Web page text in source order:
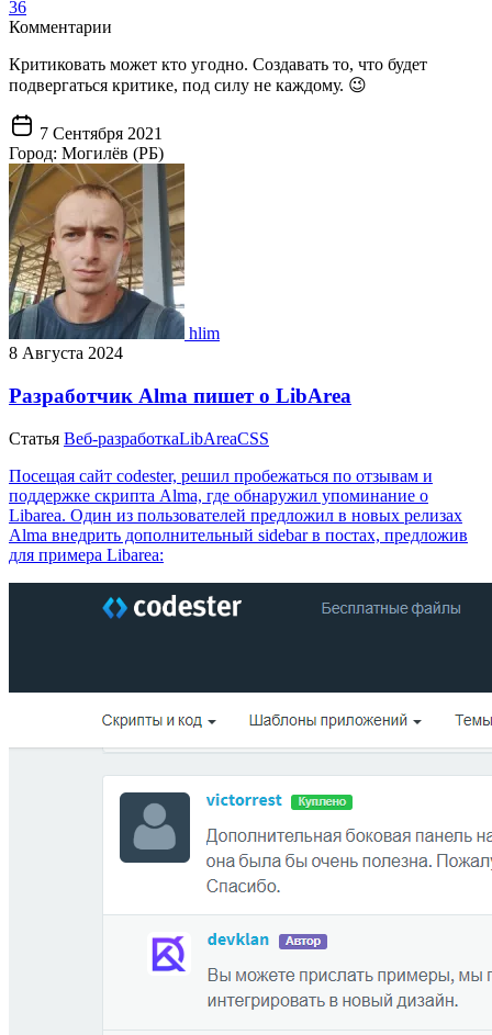
36
Комментарии
Критиковать может кто угодно. Создавать то, что будет
подвергаться критике, под силу не каждому. 😉
7 Сентября 2021
Город: Могилёв (РБ)
hlim
8 Августа 2024
Разработчик Alma пишет о LibArea
Статья Веб-разработкаLibAreaCSS
Посещая сайт codester, решил пробежаться по отзывам и
поддержке скрипта Alma, где обнаружил упоминание о
Libarea. Один из пользователей предложил в новых релизах
Alma внедрить дополнительный sidebar в постах, предложив
для примера Libarea: